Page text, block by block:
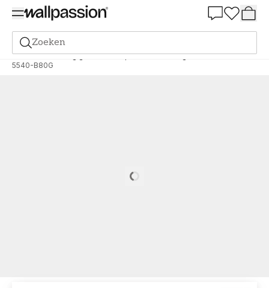
Zoeken
Verf Bestelling gebaseerd op NCS Bestelling door NCS
5540-B80G
Loading…